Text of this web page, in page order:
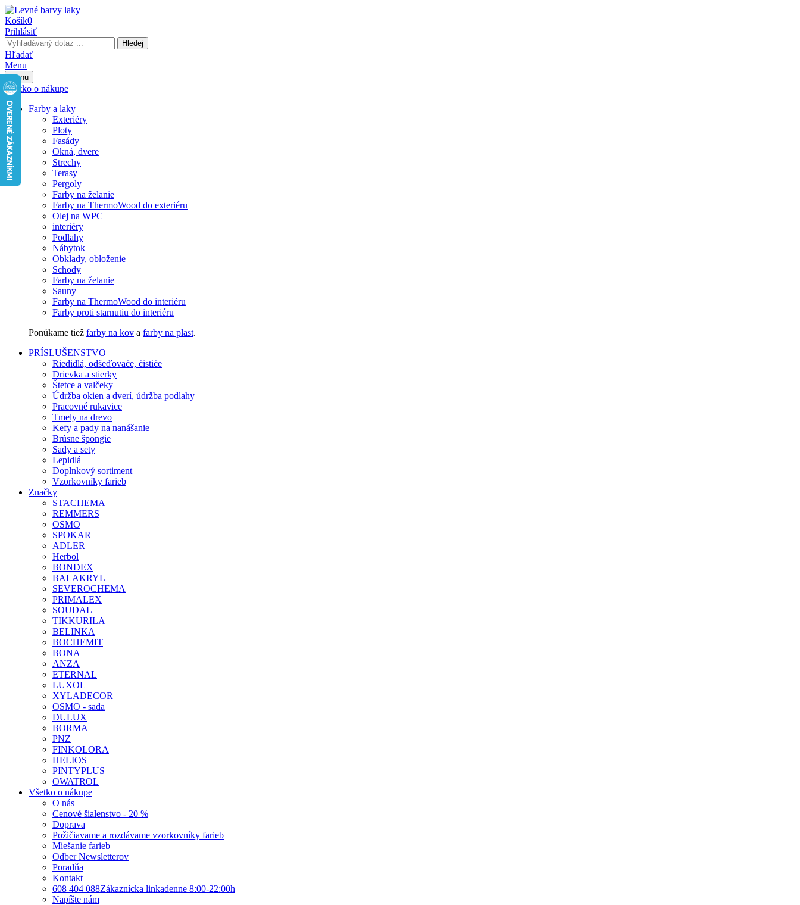
Košík0
Prihlásiť
Hledej
Hľadať
Menu
Menu
Všetko o nákupe
Farby a laky
Exteriéry
Ploty
Fasády
Okná, dvere
Strechy
Terasy
Pergoly
Farby na želanie
Farby na ThermoWood do exteriéru
Olej na WPC
interiéry
Podlahy
Nábytok
Obklady, obloženie
Schody
Farby na želanie
Sauny
Farby na ThermoWood do interiéru
Farby proti starnutiu do interiéru
Ponúkame tiež farby na kov a farby na plast.
PRÍSLUŠENSTVO
Riedidlá, odšeďovače, čističe
Drievka a stierky
Štetce a valčeky
Údržba okien a dverí, údržba podlahy
Pracovné rukavice
Tmely na drevo
Kefy a pady na nanášanie
Brúsne špongie
Sady a sety
Lepidlá
Doplnkový sortiment
Vzorkovníky farieb
Značky
STACHEMA
REMMERS
OSMO
SPOKAR
ADLER
Herbol
BONDEX
BALAKRYL
SEVEROCHEMA
PRIMALEX
SOUDAL
TIKKURILA
BELINKA
BOCHEMIT
BONA
ANZA
ETERNAL
LUXOL
XYLADECOR
OSMO - sada
DULUX
BORMA
PNZ
FINKOLORA
HELIOS
PINTYPLUS
OWATROL
Všetko o nákupe
O nás
Cenové šialenstvo - 20 %
Doprava
Požičiavame a rozdávame vzorkovníky farieb
Miešanie farieb
Odber Newsletterov
Poradňa
Kontakt
608 404 088Zákaznícka linkadenne 8:00-22:00h
Napíšte nám